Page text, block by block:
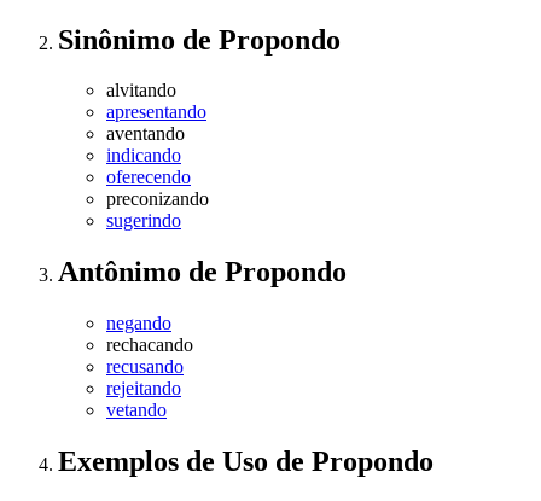
Sinônimo de Propondo
alvitando
apresentando
aventando
indicando
oferecendo
preconizando
sugerindo
Antônimo de Propondo
negando
rechacando
recusando
rejeitando
vetando
Exemplos de Uso de Propondo